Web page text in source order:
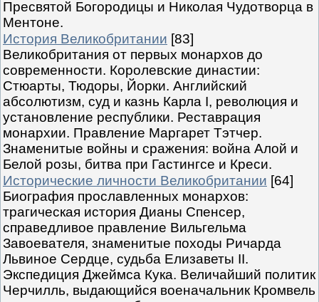
Пресвятой Богородицы и Николая Чудотворца в
Ментоне.
История Великобритании [83]
Великобритания от первых монархов до
современности. Королевские династии:
Стюарты, Тюдоры, Йорки. Английский
абсолютизм, суд и казнь Карла I, революция и
установление республики. Реставрация
монархии. Правление Маргарет Тэтчер.
Знаменитые войны и сражения: война Алой и
Белой розы, битва при Гастингсе и Креси.
Исторические личности Великобритании [64]
Биография прославленных монархов:
трагическая история Дианы Спенсер,
справедливое правление Вильгельма
Завоевателя, знаменитые походы Ричарда
Львиное Сердце, судьба Елизаветы II.
Экспедиция Джеймса Кука. Величайший политик
Черчилль, выдающийся военачальник Кромвель